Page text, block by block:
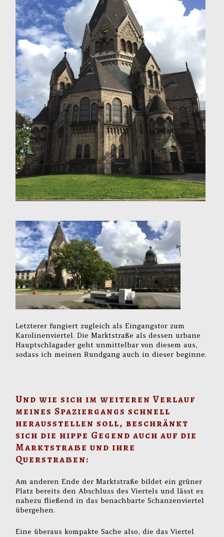
Letzterer fungiert zugleich als Eingangstor zum
Karolinenviertel. Die Marktstraße als dessen urbane
Hauptschlagader geht unmittelbar von diesem aus,
sodass ich meinen Rundgang auch in dieser beginne.
Und wie sich im weiteren Verlauf
meines Spaziergangs schnell
herausstellen soll, beschränkt
sich die hippe Gegend auch auf die
Marktstraße und ihre
Querstraßen:
Am anderen Ende der Marktstraße bildet ein grüner
Platz bereits den Abschluss des Viertels und lässt es
nahezu fließend in das benachbarte Schanzenviertel
übergehen.
Eine überaus kompakte Sache also, die das Viertel